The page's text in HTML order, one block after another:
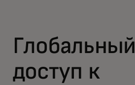
Глобальный
доступ к